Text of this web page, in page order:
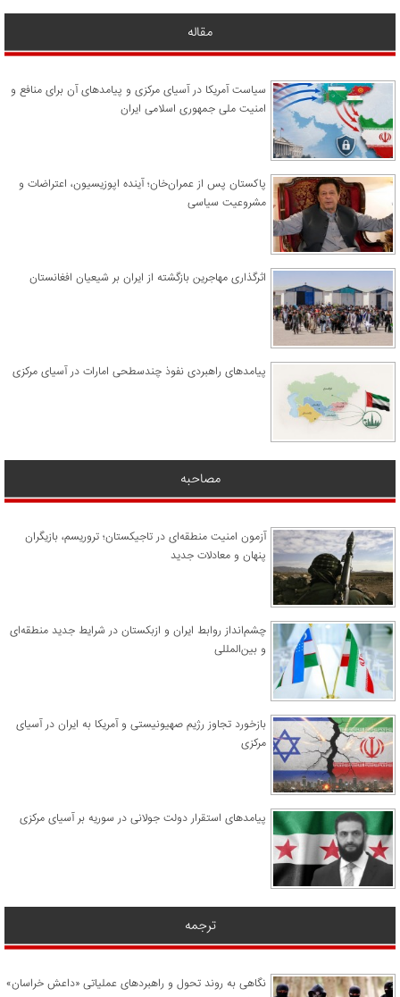
مقاله
سیاست آمریکا در آسیای مرکزی و پیامدهای آن برای منافع و
امنیت ملی جمهوری اسلامی ایران
پاکستان پس از عمران‌خان؛ آینده اپوزیسیون، اعتراضات و
مشروعیت سیاسی
اثرگذاری مهاجرین بازگشته از ایران بر شیعیان افغانستان
پیامدهای راهبردی نفوذ چندسطحی امارات در آسیای مرکزی
مصاحبه
آزمون امنیت منطقه‌ای در تاجیکستان؛ تروریسم، بازیگران
پنهان و معادلات جدید
چشم‌انداز روابط ایران و ازبکستان در شرایط جدید منطقه‌ای
و بین‌المللی
​بازخورد تجاوز رژیم صهیونیستی و آمریکا به ایران در آسیای
مرکزی
پیامدهای استقرار دولت جولانی در سوریه بر آسیای مرکزی
ترجمه
نگاهی به روند تحول و راهبردهای عملیاتی «داعش خراسان»